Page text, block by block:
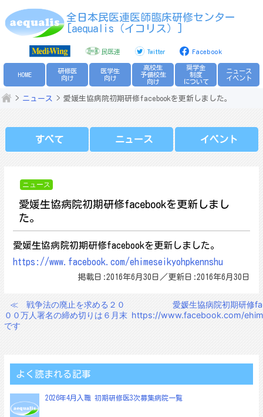
to
全日本民医連医師臨床研修センター
[aequalis（イコリス）]
民医連 Twitter Facebook
HOME
研修医
向け
医学生
向け
高校生
予備校生
向け
奨学金
制度
について
ニュース
イベント
ニュース 愛媛生協病院初期研修facebookを更新しました。
すべて ニュース イベント
ニュース
愛媛生協病院初期研修facebookを更新しまし
た。
愛媛生協病院初期研修facebookを更新しました。
https://www.facebook.com/ehimeseikyohpkennshu
掲載日:2016年6月30日／更新日:2016年6月30日
投
稿
シ
≪
戦争法の廃止を求める２０
００万人署名の締め切りは６月末
です
愛媛生協病院初期研修
https://www.facebook.com/
よく読まれる記事
2026年4月入職 初期研修医3次募集病院一覧